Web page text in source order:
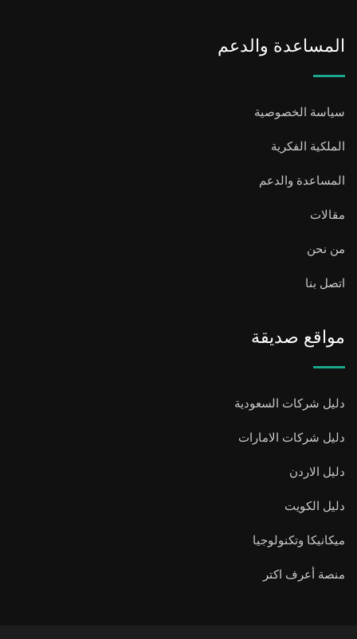
المساعدة والدعم
سياسة الخصوصية
الملكية الفكرية
المساعدة والدعم
مقالات
من نحن
اتصل بنا
مواقع صديقة
دليل شركات السعودية
دليل شركات الامارات
دليل الاردن
دليل الكويت
ميكانيكا وتكنولوجيا
منصة أعرف اكتر